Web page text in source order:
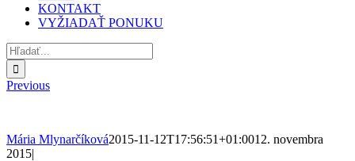
KONTAKT
VYŽIADAŤ PONUKU
Hľadať:
Previous
Mária Mlynarčíková2015-11-12T17:56:51+01:0012. novembra
2015|